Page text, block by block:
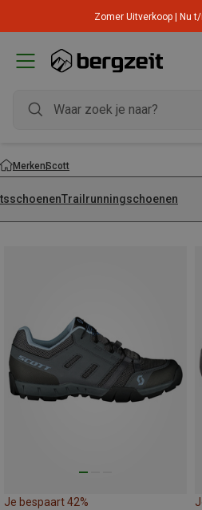
Zomer Uitverkoop | Nu
MerkenScott
Trailrunningschoenen
Je bespaart 42%